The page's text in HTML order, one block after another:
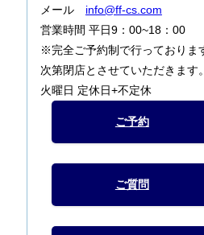
メール info@ff-cs.com
営業時間 平日9：00~18：00
※完全ご予約制で行っておりま
次第閉店とさせていただきます。
火曜日 定休日+不定休
ご予約
ご質問